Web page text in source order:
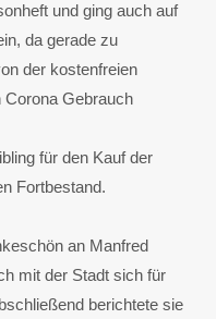
und ging auch auf
da gerade zu
der kostenfreien
Corona Gebrauch
für den Kauf der
Fortbestand.
an Manfred
mit der Stadt sich für
berichtete sie